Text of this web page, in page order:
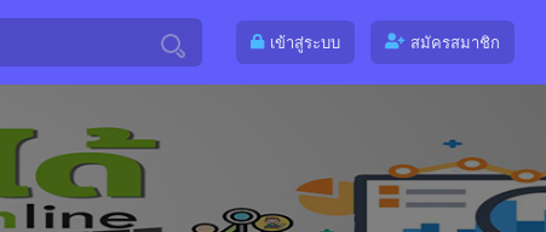
เข้าสู่ระบบ สมัครสมาชิก